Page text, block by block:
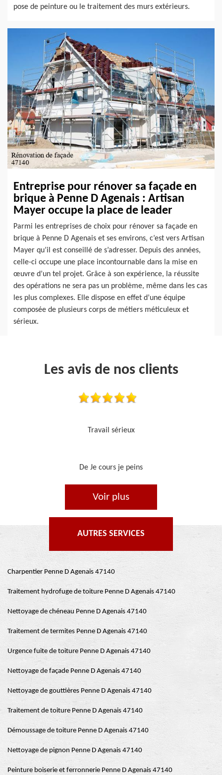
pose de peinture ou le traitement des murs extérieurs.
Entreprise pour rénover sa façade en
brique à Penne D Agenais : Artisan
Mayer occupe la place de leader
Parmi les entreprises de choix pour rénover sa façade en
brique à Penne D Agenais et ses environs, c’est vers Artisan
Mayer qu’il est conseillé de s’adresser. Depuis des années,
celle-ci occupe une place incontournable dans la mise en
œuvre d’un tel projet. Grâce à son expérience, la réussite
des opérations ne sera pas un problème, même dans les cas
les plus complexes. Elle dispose en effet d’une équipe
composée de plusieurs corps de métiers méticuleux et
sérieux.
Les avis de nos clients
Je recommande, top !!
De Ornella
Voir plus
AUTRES SERVICES
Charpentier Penne D Agenais 47140
Traitement hydrofuge de toiture Penne D Agenais 47140
Nettoyage de chéneau Penne D Agenais 47140
Traitement de termites Penne D Agenais 47140
Urgence fuite de toiture Penne D Agenais 47140
Nettoyage de façade Penne D Agenais 47140
Nettoyage de gouttières Penne D Agenais 47140
Traitement de toiture Penne D Agenais 47140
Démoussage de toiture Penne D Agenais 47140
Nettoyage de pignon Penne D Agenais 47140
Peinture boiserie et ferronnerie Penne D Agenais 47140